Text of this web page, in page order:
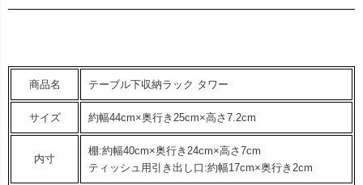
商品名 テーブル下収納ラック タワー
サイズ 約幅44cm×奥行き25cm×高さ7.2cm
内寸
棚:約幅40cm×奥行き24cm×高さ7cm
ティッシュ用引き出し口:約幅17cm×奥行き2cm